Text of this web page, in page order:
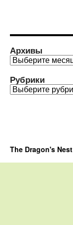
Архивы
Архивы
Рубрики
Рубрики
The Dragon's Nest